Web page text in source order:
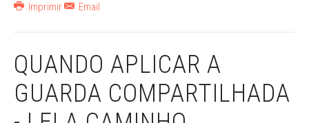
Imprimir Email
QUANDO APLICAR A
GUARDA COMPARTILHADA